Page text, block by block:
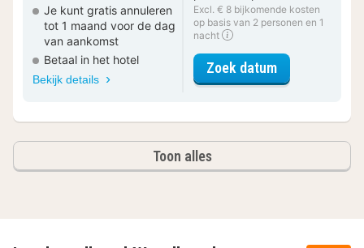
Je kunt gratis annuleren
tot 1 maand voor de dag
van aankomst
Betaal in het hotel
Bekijk details
Excl. € 8 bijkomende kosten
op basis van 2 personen en 1
nacht
Zoek datumvoor
Toon alles